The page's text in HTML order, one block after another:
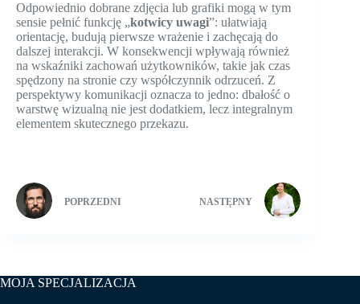
Odpowiednio dobrane zdjęcia lub grafiki mogą w tym
sensie pełnić funkcję „kotwicy uwagi”: ułatwiają
orientację, budują pierwsze wrażenie i zachęcają do
dalszej interakcji. W konsekwencji wpływają również
na wskaźniki zachowań użytkowników, takie jak czas
spędzony na stronie czy współczynnik odrzuceń. Z
perspektywy komunikacji oznacza to jedno: dbałość o
warstwę wizualną nie jest dodatkiem, lecz integralnym
elementem skutecznego przekazu.
POPRZEDNI NASTĘPNY
MOJA SPECJALIZACJA